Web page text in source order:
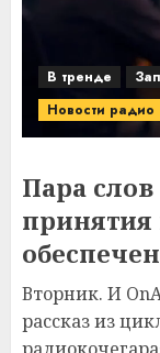
В тренде
Новости радио
Пара
принятия
Вторник. И
рассказ из